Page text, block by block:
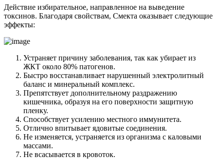
Действие избирательное, направленное на выведение
токсинов. Благодаря свойствам, Смекта оказывает следующие
эффекты:
Устраняет причину заболевания, так как убирает из
ЖКТ около 80% патогенов.
Быстро восстанавливает нарушенный электролитный
баланс и минеральный комплекс.
Препятствует дополнительному раздражению
кишечника, образуя на его поверхности защитную
пленку.
Способствует усилению местного иммунитета.
Отлично впитывает ядовитые соединения.
Не изменяется, устраняется из организма с каловыми
массами.
Не всасывается в кровоток.